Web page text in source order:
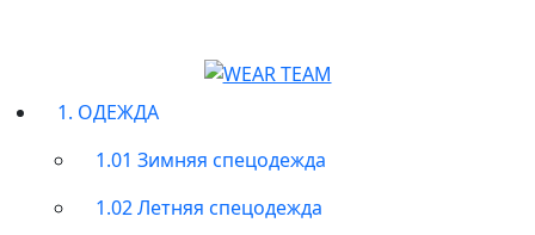
1. ОДЕЖДА
1.01 Зимняя спецодежда
1.02 Летняя спецодежда